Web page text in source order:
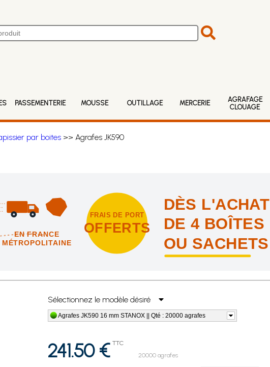
PASSEMENTERIE MOUSSE OUTILLAGE MERCERIE
AGRAFAGE
CLOUAGE
par boites>> Agrafes JK590
EN FRANCE
MÉTROPOLITAINE
FRAIS DE PORT
OFFERTS
DÈS L'ACHAT
DE 4 BOÎTES
OU SACHETS
les frais de port en France métropolitaine !
Sélectionnez le modèle désiré
Agrafes JK590 16 mm STANOX || Qté : 20000 agrafes
241.50 € TTC
20000 agrafes